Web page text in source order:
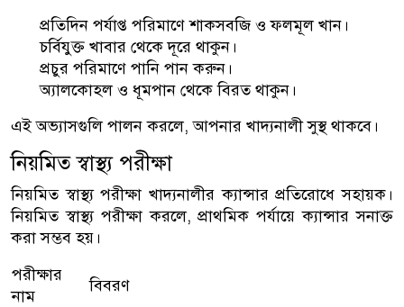
প্রতিদিন পর্যাপ্ত পরিমাণে শাকসবজি ও ফলমূল খান।
চর্বিযুক্ত খাবার থেকে দূরে থাকুন।
প্রচুর পরিমাণে পানি পান করুন।
অ্যালকোহল ও ধূমপান থেকে বিরত থাকুন।
এই অভ্যাসগুলি পালন করলে, আপনার খাদ্যনালী সুস্থ থাকবে।
নিয়মিত স্বাস্থ্য পরীক্ষা
নিয়মিত স্বাস্থ্য পরীক্ষা খাদ্যনালীর ক্যান্সার প্রতিরোধে সহায়ক।
নিয়মিত স্বাস্থ্য পরীক্ষা করলে, প্রাথমিক পর্যায়ে ক্যান্সার সনাক্ত
করা সম্ভব হয়।
পরীক্ষার
নাম
বিবরণ